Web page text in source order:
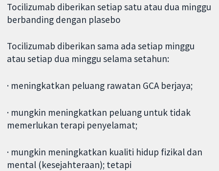
Tocilizumab diberikan setiap satu atau dua minggu
berbanding dengan plasebo
Tocilizumab diberikan sama ada setiap minggu
atau setiap dua minggu selama setahun:
· meningkatkan peluang rawatan GCA berjaya;
· mungkin meningkatkan peluang untuk tidak
memerlukan terapi penyelamat;
· mungkin meningkatkan kualiti hidup fizikal dan
mental (kesejahteraan); tetapi